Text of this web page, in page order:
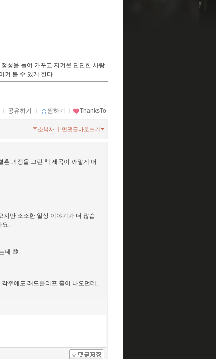
성을 들여 가꾸고 지켜온 단단한 사랑
켜 볼 수 있게 한다.
ｌ 공유하기 ｌ 찜하기 ｌ ThanksTo
먼댓글바로쓰기
주소복사
과정을 그린 책 제목이 까맣게 떠
지만 소소한 일상 이야기가 더 많습
요.
데 😅
주에도 래드클리프 홀이 나오던데,